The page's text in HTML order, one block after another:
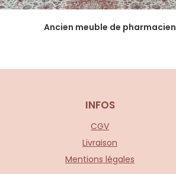
Ancien meuble de pharmacien
INFOS
CGV
Livraison
Mentions légales